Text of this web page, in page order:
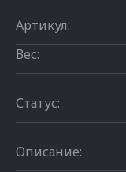
Артикул:
Вес:
Статус:
Описание: